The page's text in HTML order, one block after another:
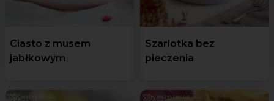
Ciasto z musem
jabłkowym
Szarlotka bez
pieczenia